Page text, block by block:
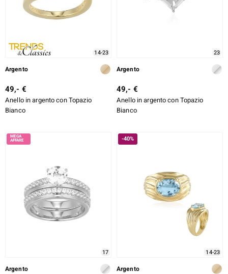
14-23
Argento
49,- €
Anello in argento con Topazio
Bianco
23
Argento
49,- €
Anello in argento con Topazio
Bianco
17
Argento
-40%
14-23
Argento